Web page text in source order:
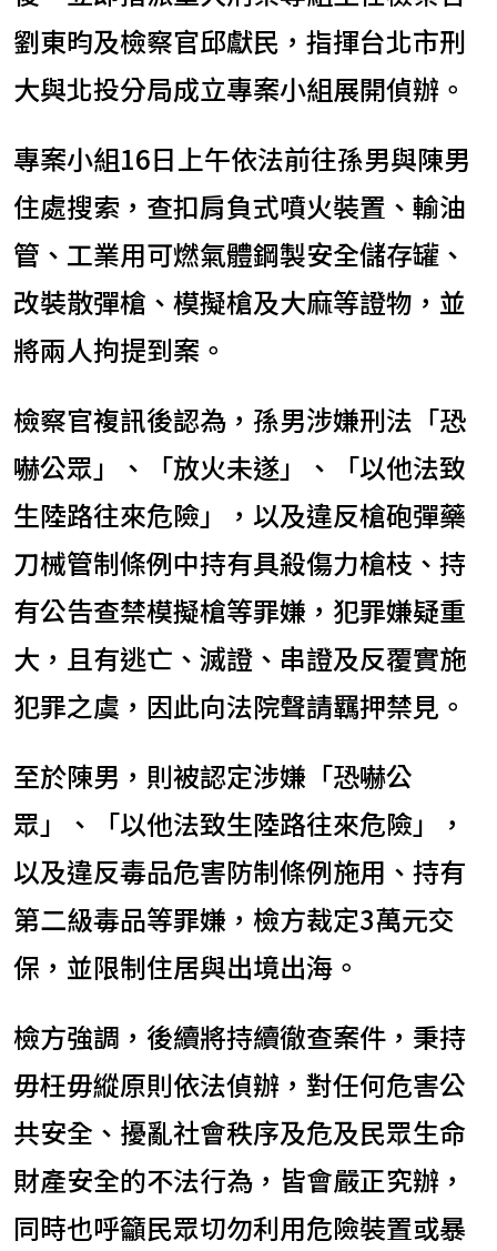
劉東昀及檢察官邱獻民，指揮台北市刑
大與北投分局成立專案小組展開偵辦。
專案小組16日上午依法前往孫男與陳男
住處搜索，查扣肩負式噴火裝置、輸油
管、工業用可燃氣體鋼製安全儲存罐、
改裝散彈槍、模擬槍及大麻等證物，並
將兩人拘提到案。
檢察官複訊後認為，孫男涉嫌刑法「恐
嚇公眾」、「放火未遂」、「以他法致
生陸路往來危險」，以及違反槍砲彈藥
刀械管制條例中持有具殺傷力槍枝、持
有公告查禁模擬槍等罪嫌，犯罪嫌疑重
大，且有逃亡、滅證、串證及反覆實施
犯罪之虞，因此向法院聲請羈押禁見。
至於陳男，則被認定涉嫌「恐嚇公
眾」、「以他法致生陸路往來危險」，
以及違反毒品危害防制條例施用、持有
第二級毒品等罪嫌，檢方裁定3萬元交
保，並限制住居與出境出海。
檢方強調，後續將持續徹查案件，秉持
毋枉毋縱原則依法偵辦，對任何危害公
共安全、擾亂社會秩序及危及民眾生命
財產安全的不法行為，皆會嚴正究辦，
同時也呼籲民眾切勿利用危險裝置或暴